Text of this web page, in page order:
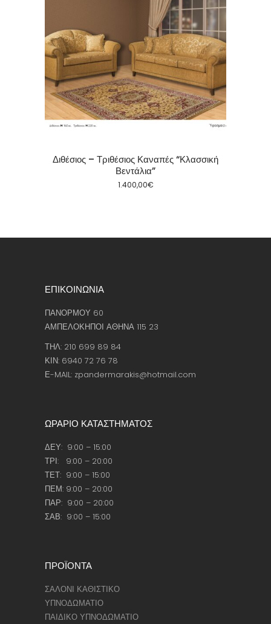
Διθέσιος – Τριθέσιος Καναπές “Κλασσική
Βεντάλια”
1.400,00€
ΕΠΙΚΟΙΝΩΝΙΑ
ΠΑΝΟΡΜΟΥ 60
ΑΜΠΕΛΟΚΗΠΟΙ ΑΘΗΝΑ 115 23
ΤΗΛ: 210 699 89 84
ΚΙΝ: 6940 72 76 78
Ε-MAIL: zpandermarakis@hotmail.com
ΩΡΑΡΙΟ ΚΑΤΑΣΤΗΜΑΤΟΣ
ΔΕΥ: 9:00 – 15:00
ΤΡΙ: 9:00 – 20:00
ΤΕΤ: 9:00 – 15:00
ΠΕΜ: 9:00 – 20:00
ΠΑΡ: 9:00 – 20:00
ΣΑΒ: 9:00 – 15:00
ΠΡΟΪΟΝΤΑ
ΣΑΛΟΝΙ ΚΑΘΙΣΤΙΚΟ
ΥΠΝΟΔΩΜΑΤΙΟ
ΠΑΙΔΙΚΟ ΥΠΝΟΔΩΜΑΤΙΟ